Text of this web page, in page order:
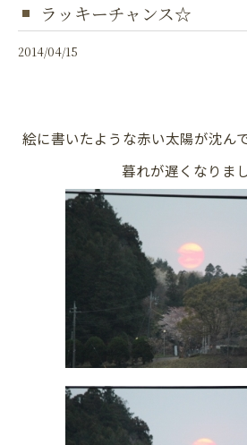
ラッキーチャンス☆
2014/04/15
絵に書いたような赤い太陽が沈ん
暮れが遅くなりま